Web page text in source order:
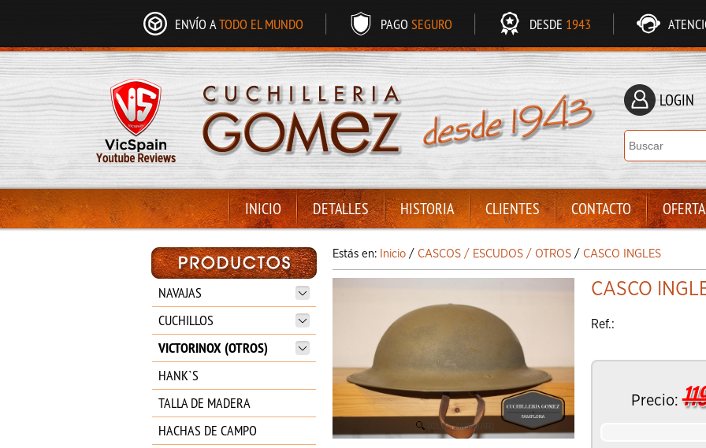
ENVÍO ATODO EL MUNDO PAGO SEGURO DESDE 1943
LOGIN
INICIO DETALLES HISTORIA CLIENTES CONTACTO
NAVAJAS
CUCHILLOS
VICTORINOX (OTROS)
HANK`S
TALLA DE MADERA
HACHAS DE CAMPO
Estás en: Inicio / CASCOS / ESCUDOS / OTROS / CASCO INGLES
[CLIC_AMPLIAR]
CASCO
Ref.:
Precio: